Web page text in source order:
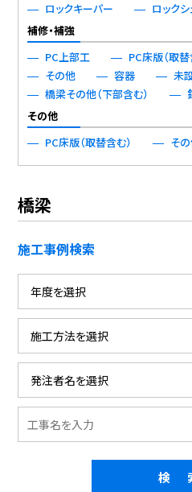
ロックキーパー
ロックシ
補修・補強
PC上部工
PC床版（取替
その他
容器
未
橋梁その他（下部含む）
その他
PC床版（取替含む）
そ
橋梁
施工事例検索